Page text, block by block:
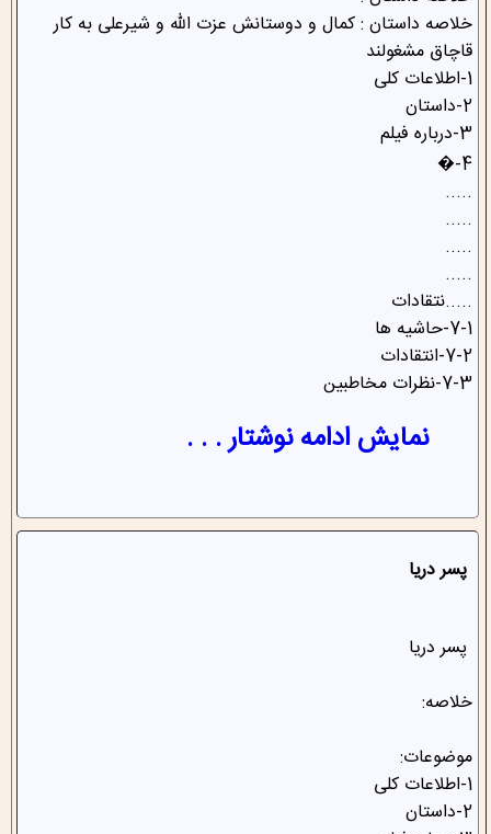
خلاصه داستان : کمال و دوستانش عزت الله و شیرعلی به کار
قاچاق مشغولند
1-اطلاعات کلی
2-داستان
3-درباره فیلم
4-�
.....
.....
.....
.....
.....نتقادات
7-1-حاشیه ها
7-2-انتقادات
7-3-نظرات مخاطبین
نمایش ادامه نوشتار . . .
پسر دریا
پسر دریا
خلاصه:
موضوعات:
1-اطلاعات کلی
2-داستان